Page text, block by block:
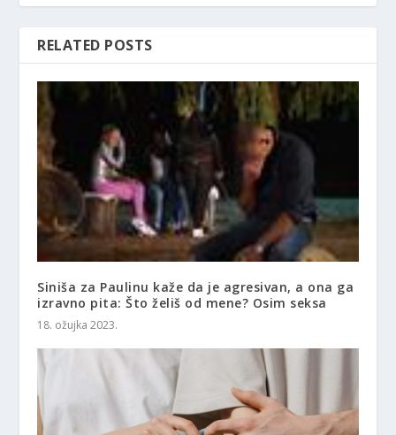
RELATED POSTS
Siniša za Paulinu kaže da je agresivan, a ona ga
izravno pita: Što želiš od mene? Osim seksa
18. ožujka 2023.